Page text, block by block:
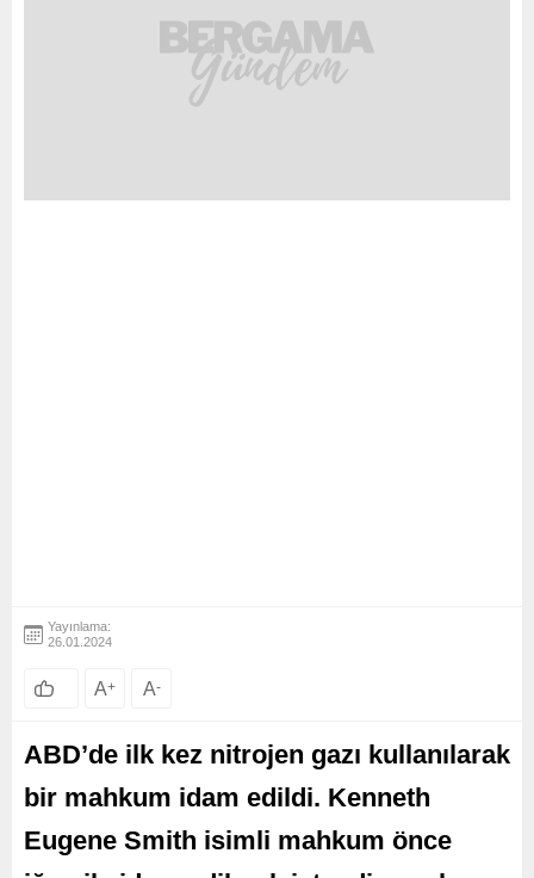
Yayınlama:
26.01.2024
A+ A-
ABD’de ilk kez nitrojen gazı kullanılarak
bir mahkum idam edildi. Kenneth
Eugene Smith isimli mahkum önce